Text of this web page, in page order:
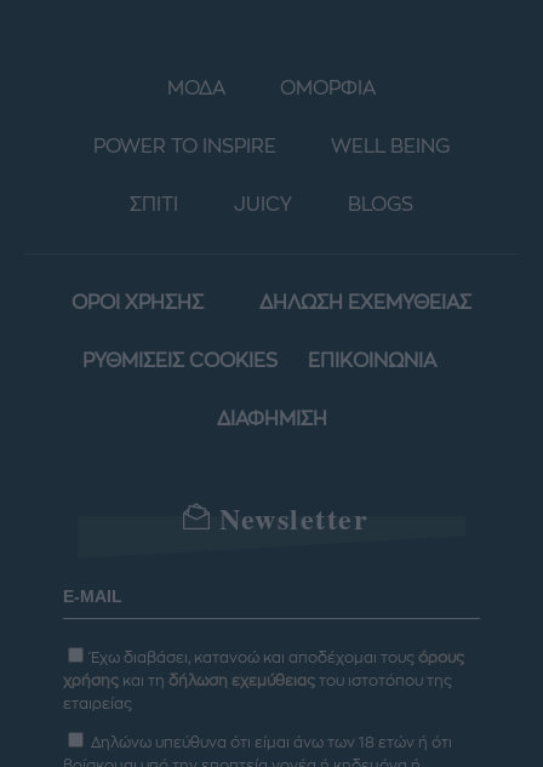
ΜΟΔΑ ΟΜΟΡΦΙΑ
POWER TO INSPIRE WELL BEING
ΣΠΙΤΙ JUICY BLOGS
ΟΡΟΙ ΧΡΗΣΗΣ ΔΗΛΩΣΗ ΕΧΕΜΥΘΕΙΑΣ
ΡΥΘΜΙΣΕΙΣ COOKIES ΕΠΙΚΟΙΝΩΝΙΑ
ΔΙΑΦΗΜΙΣΗ
Newsletter
Έχω διαβάσει, κατανοώ και αποδέχομαι τους όρους
χρήσης και τη δήλωση εχεμύθειας του ιστοτόπου της
εταιρείας
Δηλώνω υπεύθυνα ότι είμαι άνω των 18 ετών ή ότι